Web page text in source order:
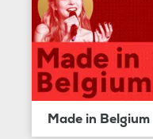
Made in Belgium